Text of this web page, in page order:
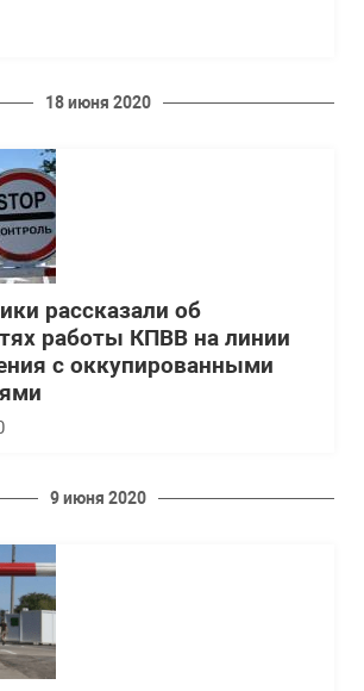
18 июня 2020
рассказали об
работы КПВВ на линии
с оккупированными
9 июня 2020